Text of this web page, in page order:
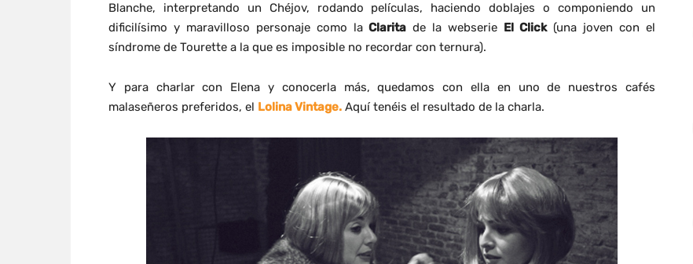
Blanche, interpretando un Chéjov, rodando películas, haciendo doblajes o componiendo un
dificilísimo y maravilloso personaje como la Clarita de la webserie El Click(una joven con el
síndrome de Tourette a la que es imposible no recordar con ternura).
Y para charlar con Elena y conocerla más, quedamos con ella en uno de nuestros cafés
malaseñeros preferidos, el Lolina Vintage. Aquí tenéis el resultado de la charla.